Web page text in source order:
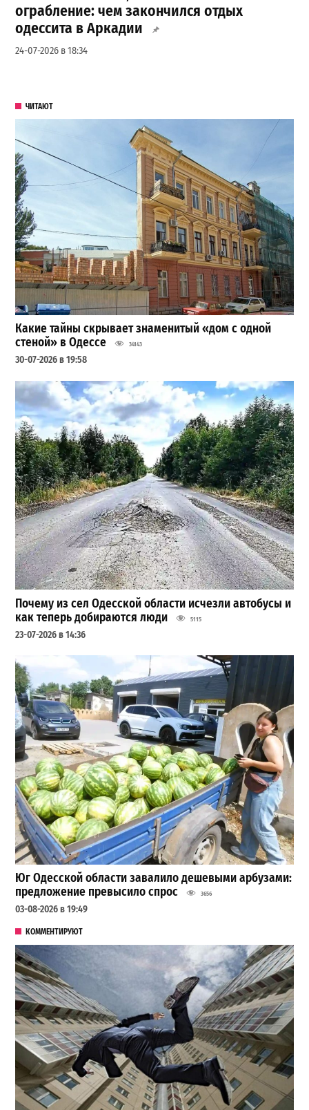
ограбление: чем закончился отдых
одессита в Аркадии
24-07-2026 в 18:34
ЧИТАЮТ
Какие тайны скрывает знаменитый «дом с одной
стеной» в Одессе
34143
30-07-2026 в 19:58
Почему из сел Одесской области исчезли автобусы и
как теперь добираются люди
5115
23-07-2026 в 14:36
Юг Одесской области завалило дешевыми арбузами:
предложение превысило спрос
3656
03-08-2026 в 19:49
КОММЕНТИРУЮТ